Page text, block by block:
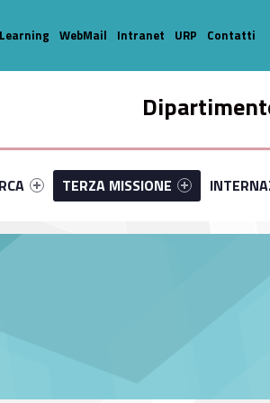
primary-74698-14
#link-menu-primary-25575-33
Link identifier #link-menu-
TERZA MISSIONE
Link
WebMail Intranet URP Contatti